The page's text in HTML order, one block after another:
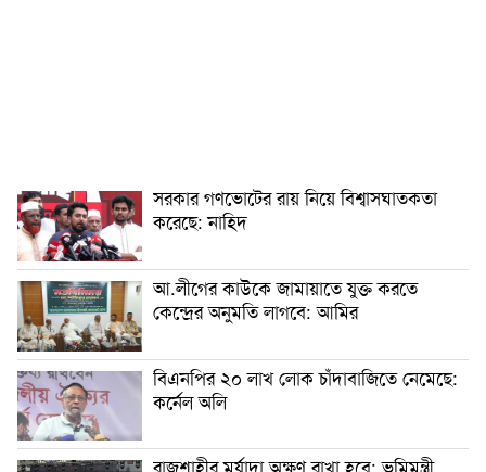
সরকার গণভোটের রায় নিয়ে বিশ্বাসঘাতকতা
করেছে: নাহিদ
আ.লীগের কাউকে জামায়াতে যুক্ত করতে
কেন্দ্রের অনুমতি লাগবে: আমির
বিএনপির ২০ লাখ লোক চাঁদাবাজিতে নেমেছে:
কর্নেল অলি
রাজশাহীর মর্যাদা অক্ষুণ্ন রাখা হবে: ভূমিমন্ত্রী